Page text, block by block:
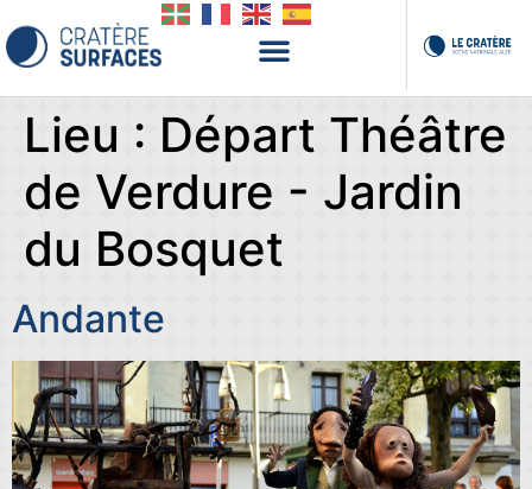
Lieu : Départ Théâtre
de Verdure - Jardin
du Bosquet
Andante